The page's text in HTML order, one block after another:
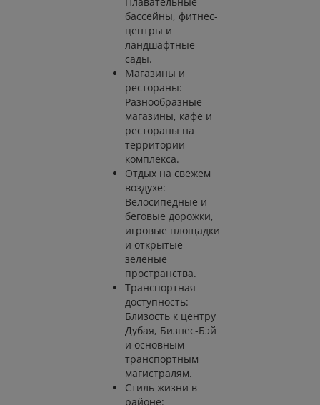
бассейны, фитнес-
центры и
ландшафтные
сады.
Магазины и
рестораны:
Разнообразные
магазины, кафе и
рестораны на
территории
комплекса.
Отдых на свежем
воздухе:
Велосипедные и
беговые дорожки,
игровые площадки
и открытые
зеленые
пространства.
Транспортная
доступность:
Близость к центру
Дубая, Бизнес-Бэй
и основным
транспортным
магистралям.
Стиль жизни в
районе: